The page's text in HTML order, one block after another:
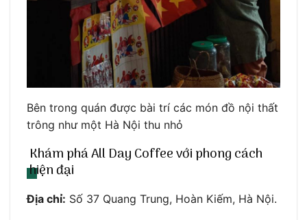
Bên trong quán được bài trí các món đồ nội thất
trông như một Hà Nội thu nhỏ
Khám phá All Day Coffee với phong cách
hiện đại
Địa chỉ: Số 37 Quang Trung, Hoàn Kiếm, Hà Nội.